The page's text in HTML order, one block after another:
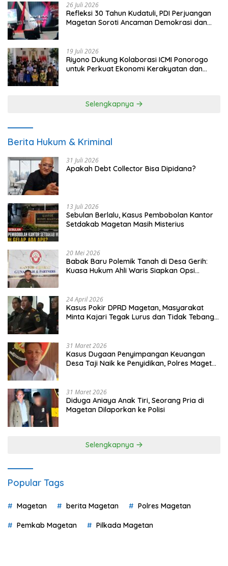
26 Juli 2026
Refleksi 30 Tahun Kudatuli, PDI Perjuangan
Magetan Soroti Ancaman Demokrasi dan
19 Juli 2026
Riyono Dukung Kolaborasi ICMI Ponorogo
untuk Perkuat Ekonomi Kerakyatan dan
Selengkapnya
Berita Hukum & Kriminal
31 Juli 2026
Apakah Debt Collector Bisa Dipidana?
13 Juli 2026
Sebulan Berlalu, Kasus Pembobolan Kantor
Setdakab Magetan Masih Misterius
20 Mei 2026
Babak Baru Polemik Tanah di Desa Gerih:
Kuasa Hukum Ahli Waris Siapkan Opsi
24 April 2026
Kasus Pokir DPRD Magetan, Masyarakat
Minta Kajari Tegak Lurus dan Tidak Tebang
31 Maret 2026
Kasus Dugaan Penyimpangan Keuangan
Desa Taji Naik ke Penyidikan, Polres Magetan
31 Maret 2026
Diduga Aniaya Anak Tiri, Seorang Pria di
Magetan Dilaporkan ke Polisi
Selengkapnya
Popular Tags
Magetan berita Magetan Polres Magetan
Pemkab Magetan Pilkada Magetan